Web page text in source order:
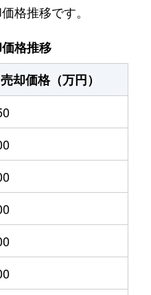
野江内代
蒲生四丁目
関目 徒歩8分
関目
関目
蒲生四丁目
深江橋
緑橋
緑橋
格推移です。
格推移
売却価格（万円）